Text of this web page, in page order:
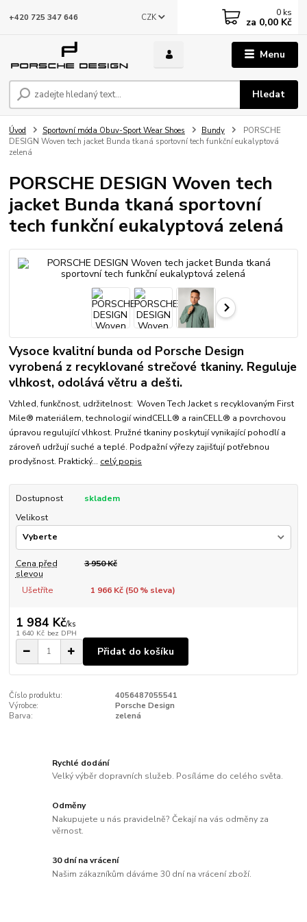
Menu
CZK
Hledat
+420 725 347 646 0 ks
za 0,00 Kč
Úvod Sportovní móda Obuv-Sport Wear Shoes Bundy
PORSCHE
DESIGN Woven tech jacket Bunda tkaná sportovní tech funkční eukalyptová
zelená
PORSCHE DESIGN Woven tech
jacket Bunda tkaná sportovní
tech funkční eukalyptová zelená
Vysoce kvalitní bunda od Porsche Design
vyrobená z recyklované strečové tkaniny. Reguluje
vlhkost, odolává větru a dešti.
Vzhled, funkčnost, udržitelnost: Woven Tech Jacket s recyklovaným First
Mile® materiálem, technologií windCELL® a rainCELL® a povrchovou
úpravou regulující vlhkost. Pružné tkaniny poskytují vynikající pohodlí a
zároveň udržují suché a teplé. Podpažní výřezy zajišťují potřebnou
prodyšnost. Praktický... celý popis
Dostupnost
skladem
Velikost
Cena před
slevou
3 950 Kč
Ušetříte 1 966 Kč (50% sleva)
1 984 Kč/ks
1 640 Kč bez DPH
Přidat do košíku
Číslo produktu:
4056487055541
Výrobce:
Porsche Design
Barva:
zelená
Rychlé dodání
Velký výběr dopravních služeb. Posíláme do celého světa.
Odměny
Nakupujete u nás pravidelně? Čekají na vás odměny za
věrnost.
30 dní na vrácení
Našim zákazníkům dáváme 30 dní na vrácení zboží.